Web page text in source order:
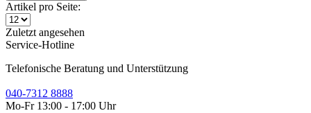
Artikel pro Seite:
Zuletzt angesehen
Service-Hotline
Telefonische Beratung und Unterstützung
040-7312 8888
Mo-Fr 13:00 - 17:00 Uhr